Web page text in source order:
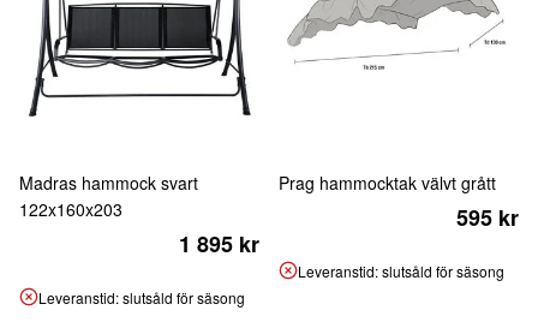
Madras hammock svart
122x160x203
1 895 kr
Leveranstid: slutsåld för säsong
Prag hammocktak välvt grått
595 kr
Leveranstid: slutsåld för säsong